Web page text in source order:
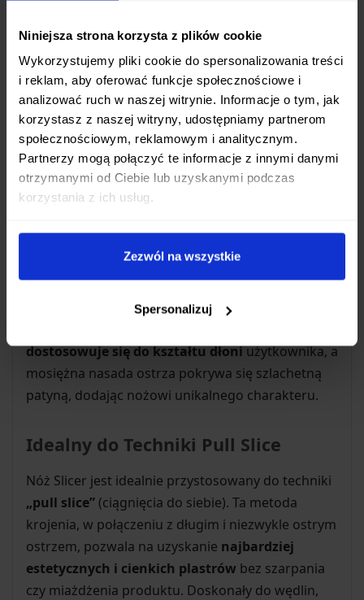
Niniejsza strona korzysta z plików cookie
Wykorzystujemy pliki cookie do spersonalizowania treści
i reklam, aby oferować funkcje społecznościowe i
analizować ruch w naszej witrynie. Informacje o tym, jak
korzystasz z naszej witryny, udostępniamy partnerom
społecznościowym, reklamowym i analitycznym.
Partnerzy mogą połączyć te informacje z innymi danymi
otrzymanymi od Ciebie lub uzyskanymi podczas
korzystania z ich usług.
Zezwól na wszystkie
Spersonalizuj
pozostaje ostry przez długi czas, minimalizując
potrzebę częstego ostrzenia.
Ergonomia i Komfort Użytkowania
Rękojeść noża ELEGANCIA Slicer wykonano z
laminowanego drewna Pakkawood w kolorze
orzecha. Ten materiał nie tylko pięknie wygląda,
znaczna szerokość ostrza tworządużą przestrzeń
pod uchwytem, co gwarantuje komfortowe
operowanie nożem nawet osobom o dużych
dostosowuje się do kształtu dłoniużytkownika, a
mosiężna nasada ostrza pokrywa się szlachetną
patyną, dodając nożowi unikalnego charakteru.
Idealny do Techniki Pull Slice
Nóż Slicer jest idealnie przystosowany do techniki
„pull slice” (ciągnięcia do siebie). Ta metoda
krojenia, w połączeniu z długim i niezwykle ostrym
ostrzem, pozwala na uzyskanie najbardziej
estetycznych i cienkich plastrów bez szarpania
czy miażdżenia produktu. Doskonały do wędlin,